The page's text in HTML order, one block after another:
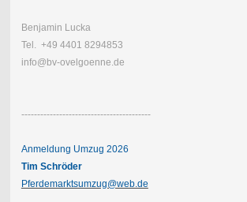
Benjamin Lucka
Tel. +49 4401 8294853
info@bv-ovelgoenne.de
-----------------------------------------
Anmeldung Umzug 2026
Tim Schröder
Pferdemarktsumzug@web.de